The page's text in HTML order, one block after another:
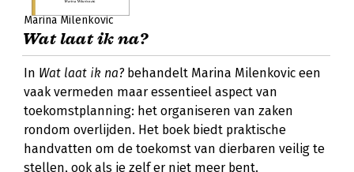
Marina Milenkovic
Wat laat ik na?
In Wat laat ik na? behandelt Marina Milenkovic een
vaak vermeden maar essentieel aspect van
toekomstplanning: het organiseren van zaken
rondom overlijden. Het boek biedt praktische
handvatten om de toekomst van dierbaren veilig te
stellen, ook als je zelf er niet meer bent.